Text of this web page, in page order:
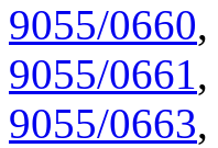
9055/0660,
9055/0661,
9055/0663,